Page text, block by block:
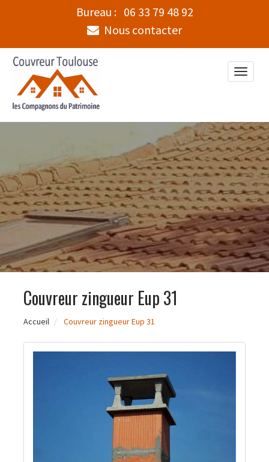
Bureau : 06 33 79 48 92
Nous contacter
Toggle
Couvreur zingueur Eup 31
Accueil Couvreur zingueur Eup 31